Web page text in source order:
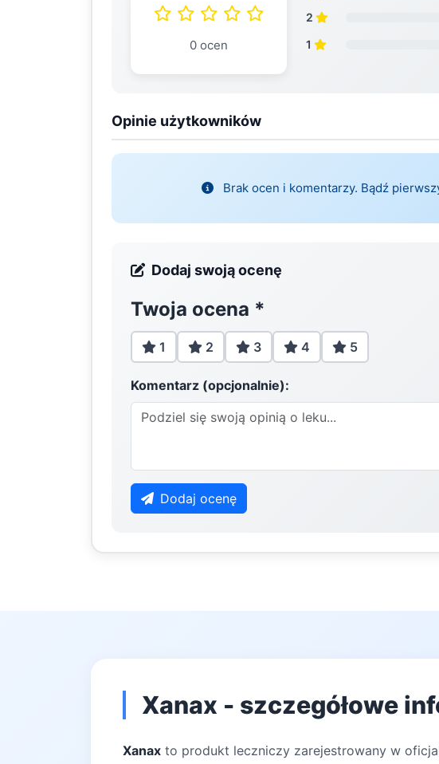
0 ocen
2
1
Opinie użytkowników
Brak ocen i komentarzy. Bądź
Dodaj swoją ocenę
Twoja ocena *
1 2 3 4 5
Komentarz (opcjonalnie):
Dodaj ocenę
Xanax - szczegółowe
Xanax to produkt leczniczy zarejestrowany w